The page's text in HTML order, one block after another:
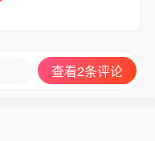
查看2条评论